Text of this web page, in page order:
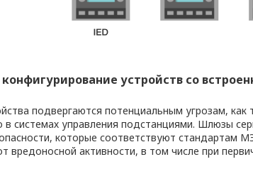
устройств со
подвергаются потенциальным угрозам, как
в системах управления подстанциями. Шлюзы
которые соответствуют стандартам
вредоносной активности, в том числе при